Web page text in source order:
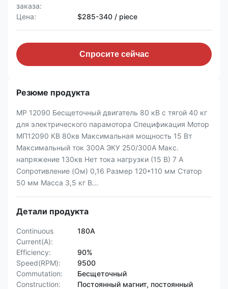
заказа:
Цена: $285-340 / piece
Спросите сейчас
Резюме продукта
MP 12090 Бесщеточный двигатель 80 кВ с тягой 40 кг
для электрического парамотора Спецификация Мотор
МП12090 КВ 80кв Максимальная мощность 15 Вт
Максимальный ток 300А ЭКУ 250/300А Макс.
напряжение 130кв Нет тока нагрузки (15 В) 7 А
Сопротивление (Ом) 0,16 Размер 120*110 мм Статор
50 мм Масса 3,5 кг В...
Детали продукта
Continuous
Current(A):
180А
Efficiency:
90%
Speed(RPM):
9500
Commutation:
Бесщеточный
Construction:
Постоянный магнит, постоянный